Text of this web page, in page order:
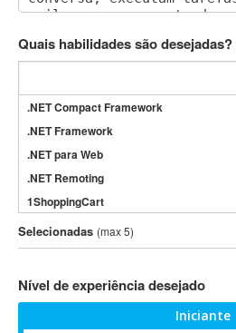
Quais habilidades são desejadas?
.NET Compact Framework
.NET Framework
.NET para Web
.NET Remoting
1ShoppingCart
3DS Max
3GSM
802.11
Selecionadas (max 5)
Nível de experiência desejado
Iniciante